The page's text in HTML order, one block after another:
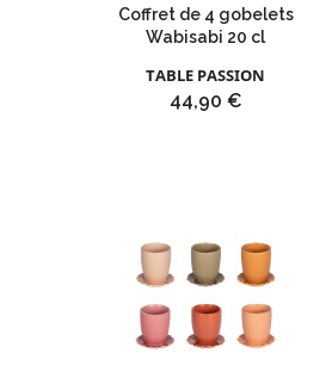
Coffret de 4 gobelets
Wabisabi 20 cl
TABLE PASSION
Prix
44,90 €